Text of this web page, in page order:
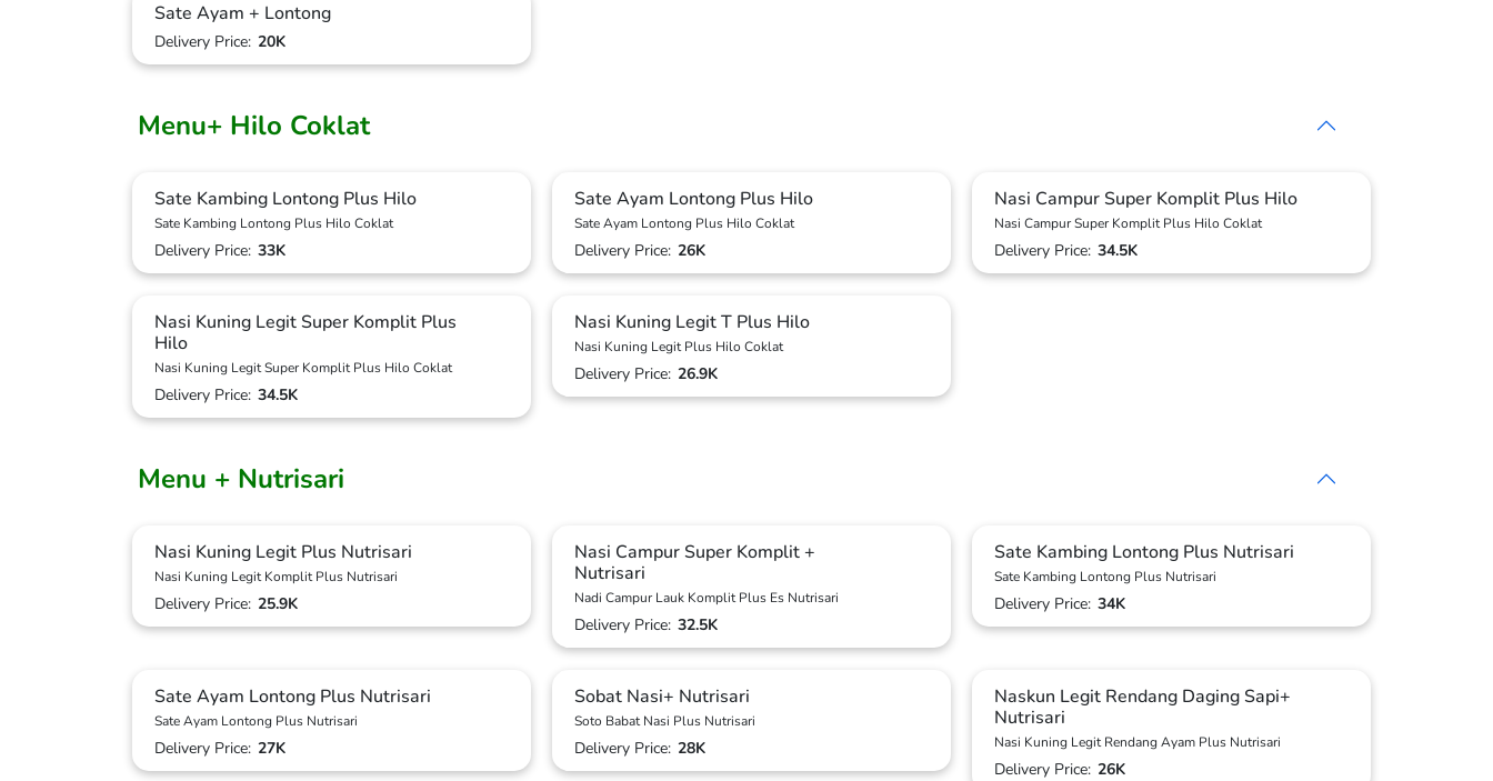
Sate Ayam + Lontong
Delivery Price: 20K
Menu+ Hilo Coklat
Sate Kambing Lontong Plus Hilo
Sate Kambing Lontong Plus Hilo Coklat
Delivery Price: 33K
Sate Ayam Lontong Plus Hilo
Sate Ayam Lontong Plus Hilo Coklat
Delivery Price: 26K
Nasi Campur Super Komplit Plus Hilo
Nasi Campur Super Komplit Plus Hilo Coklat
Delivery Price: 34.5K
Nasi Kuning Legit Super Komplit Plus
Hilo
Nasi Kuning Legit Super Komplit Plus Hilo Coklat
Delivery Price: 34.5K
Nasi Kuning Legit T Plus Hilo
Nasi Kuning Legit Plus Hilo Coklat
Delivery Price: 26.9K
Menu + Nutrisari
Nasi Kuning Legit Plus Nutrisari
Nasi Kuning Legit Komplit Plus Nutrisari
Delivery Price: 25.9K
Nasi Campur Super Komplit +
Nutrisari
Nadi Campur Lauk Komplit Plus Es Nutrisari
Delivery Price: 32.5K
Sate Kambing Lontong Plus Nutrisari
Sate Kambing Lontong Plus Nutrisari
Delivery Price: 34K
Sate Ayam Lontong Plus Nutrisari
Sate Ayam Lontong Plus Nutrisari
Delivery Price: 27K
Sobat Nasi+ Nutrisari
Soto Babat Nasi Plus Nutrisari
Delivery Price: 28K
Naskun Legit Rendang Daging Sapi+
Nutrisari
Nasi Kuning Legit Rendang Ayam Plus Nutrisari
Delivery Price: 26K